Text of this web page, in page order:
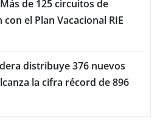
de 125 circuitos de
el Plan Vacacional RIE
distribuye 376 nuevos
la cifra récord de 896